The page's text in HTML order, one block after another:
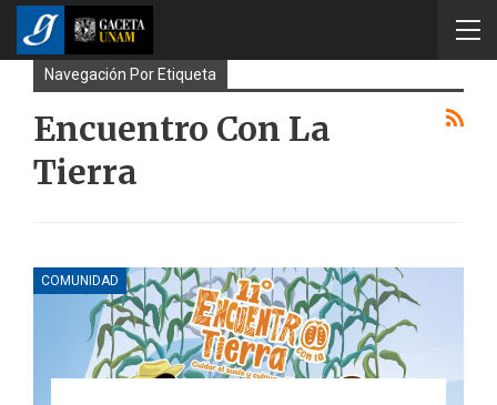
Navegación Por Etiqueta
Encuentro Con La
Tierra
COMUNIDAD